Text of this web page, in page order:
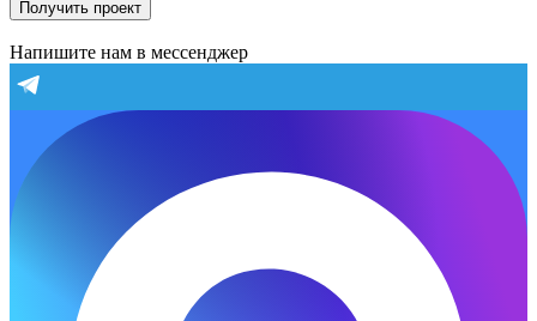
Получить проект
Напишите нам в мессенджер